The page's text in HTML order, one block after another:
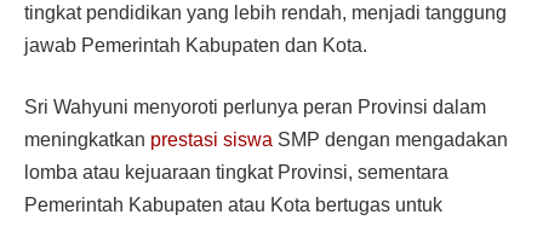
tingkat pendidikan yang lebih rendah, menjadi tanggung
jawab Pemerintah Kabupaten dan Kota.
Sri Wahyuni menyoroti perlunya peran Provinsi dalam
meningkatkan prestasi siswa SMP dengan mengadakan
lomba atau kejuaraan tingkat Provinsi, sementara
Pemerintah Kabupaten atau Kota bertugas untuk